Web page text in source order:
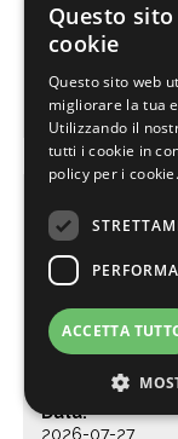
Data:
2026-07-27
MELEGARI
per
e storico gruppo
ricercando un/
Data:
2026-07-27
Questo
cookie
Questo sito web
migliorare la tua
Utilizzando il
tutti i cookie in
policy per i cookie.
ACCETTA